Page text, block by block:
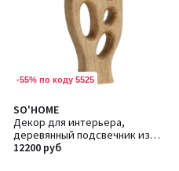
-55% по коду 5525
SO'HOME
Декор для интерьера,
деревянный подсвечник из
манго
12200 руб